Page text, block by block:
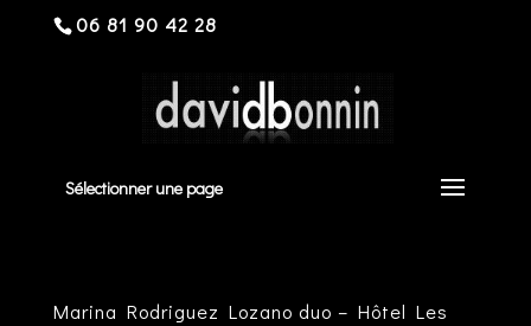
06 81 90 42 28
Sélectionner une page
Marina Rodriguez Lozano duo – Hôtel Les